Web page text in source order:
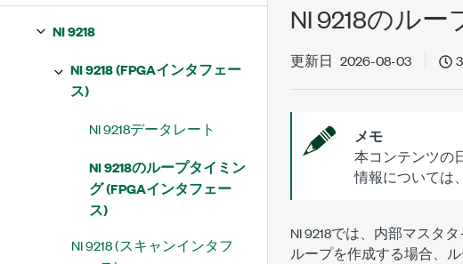
NI 9218
NI 9218 (FPGAインタフェー
ス)
NI 9218データレート
NI 9218のループタイミン
グ (FPGAインタフェー
ス)
NI 9218 (スキャンインタフ
NI 9218のル
更新日 2026-08-03
メモ
本コンテンツの
情報については
NI 9218では、内部マスタ
ループを作成する場合、